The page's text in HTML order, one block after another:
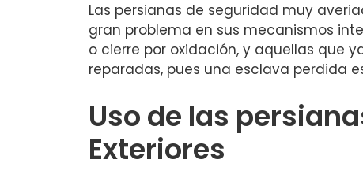
Las persianas de seguridad muy
gran problema en sus mecanismos
o cierre por oxidación, y aquellas que
reparadas, pues una esclava perdida
Uso de las
Exteriores